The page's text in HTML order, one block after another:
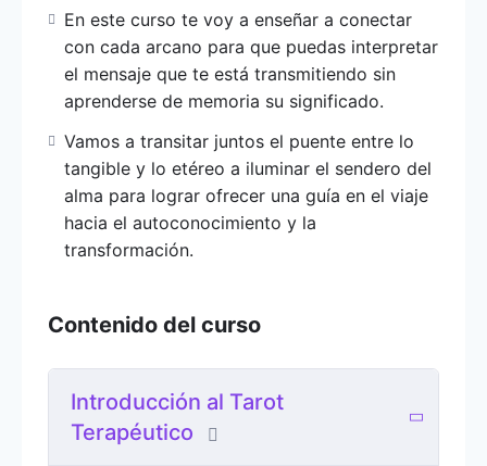
En este curso te voy a enseñar a conectar con
cada arcano para que puedas interpretar el
mensaje que te está transmitiendo sin
aprenderse de memoria su significado.
Vamos a transitar juntos el puente entre lo
tangible y lo etéreo a iluminar el sendero del
alma para lograr ofrecer una guía en el viaje
hacia el autoconocimiento y la transformación.
tradicional y el tarot
El tarot terapéutico es una variante del tarot
que se utiliza con fines de autoexploración,
En este curso te voy a enseñar a conectar
con cada arcano para que puedas interpretar
el mensaje que te está transmitiendo sin
aprenderse de memoria su significado.
Vamos a transitar juntos el puente entre lo
tangible y lo etéreo a iluminar el sendero del
alma para lograr ofrecer una guía en el viaje
hacia el autoconocimiento y la
transformación.
Contenido del curso
Introducción al Tarot
Terapéutico